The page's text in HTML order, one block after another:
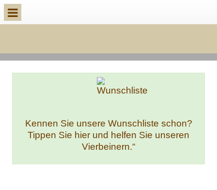
Kennen Sie unsere Wunschliste schon?
Tippen Sie hier und helfen Sie unseren
Vierbeinern.“